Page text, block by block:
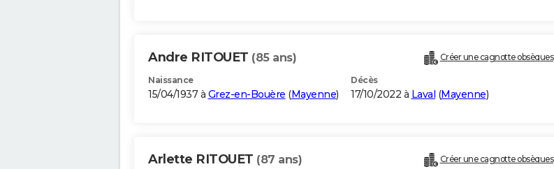
Andre RITOUET (85 ans) Créer une cagnotte obsèques
Naissance
15/04/1937 à Grez-en-Bouère (Mayenne)
Décès
17/10/2022 à Laval (Mayenne)
Arlette RITOUET (87 ans) Créer une cagnotte obsèques